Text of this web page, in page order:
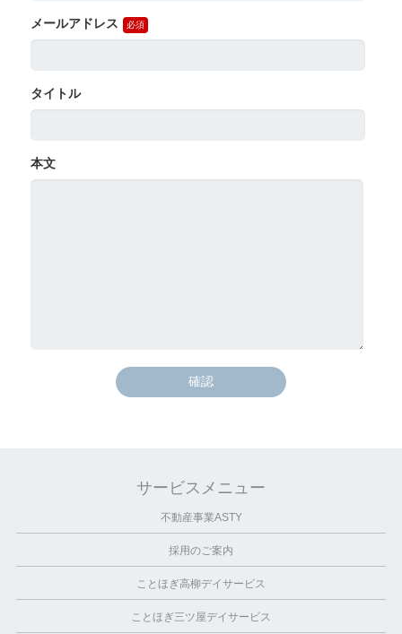
メールアドレス
タイトル
本文
サービスメニュー
不動産事業ASTY
採用のご案内
ことほぎ高柳デイサービス
ことほぎ三ツ屋デイサービス